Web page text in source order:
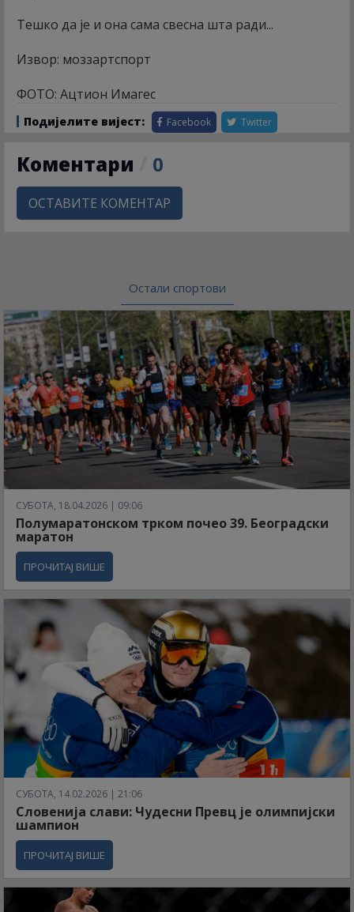
Тешко да је и она сама свесна шта ради...
Извор: моззартспорт
ФОТО: Ацтион Имагес
Подијелите вијест: Facebook Twitter
Коментари 0
ОСТАВИТЕ КОМЕНТАР
Остали спортови
СУБОТА, 18.04.2026 | 09:06
Полумаратонском трком почео 39. Београдски
маратон
ПРОЧИТАЈ ВИШЕ
СУБОТА, 14.02.2026 | 21:06
Словенија слави: Чудесни Превц је олимпијски
шампион
ПРОЧИТАЈ ВИШЕ